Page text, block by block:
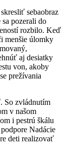
sebaobraz
sa pozerali do
rozbilo. Keď
menšie úlomky
aj desiatky
von, akoby
prežívania
So zvládnutím
v našom
i pestrú škálu
Nadácie
deti realizovať